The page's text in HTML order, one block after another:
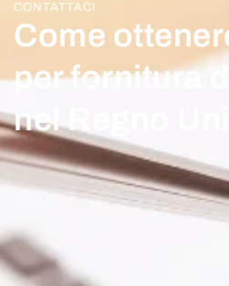
CONTATTACI
Come
per fornitura
nel Regno